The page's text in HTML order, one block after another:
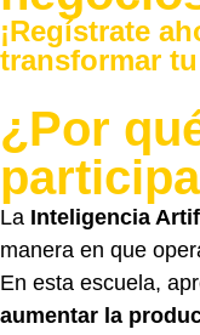
¡Regístrate
transformar
¿Por
La Inteligencia
manera en que
En esta escuela,
aumentar la